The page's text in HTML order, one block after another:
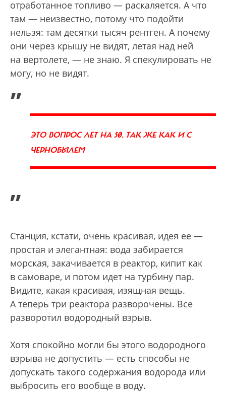
отработанное топливо — раскаляется. А что
там — неизвестно, потому что подойти
нельзя: там десятки тысяч рентген. А почему
они через крышу не видят, летая над ней
на вертолете, — не знаю. Я спекулировать не
могу, но не видят.
„
ЭТО ВОПРОС ЛЕТ НА 50. ТАК ЖЕ КАК И С
ЧЕРНОБЫЛЕМ
”
Станция, кстати, очень красивая, идея ее —
простая и элегантная: вода забирается
морская, закачивается в реактор, кипит как
в самоваре, и потом идет на турбину пар.
Видите, какая красивая, изящная вещь.
А теперь три реактора разворочены. Все
разворотил водородный взрыв.
Хотя спокойно могли бы этого водородного
взрыва не допустить — есть способы не
допускать такого содержания водорода или
выбросить его вообще в воду.